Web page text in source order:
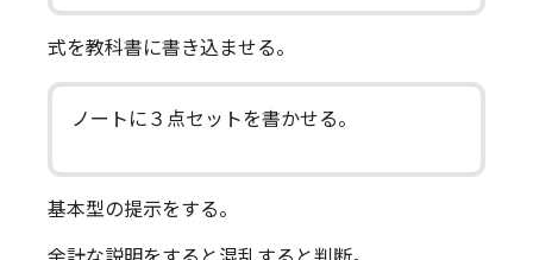
式を教科書に書き込ませる。
ノートに３点セットを書かせる。
基本型の提示をする。